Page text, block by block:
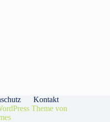
Kontakt
Theme von